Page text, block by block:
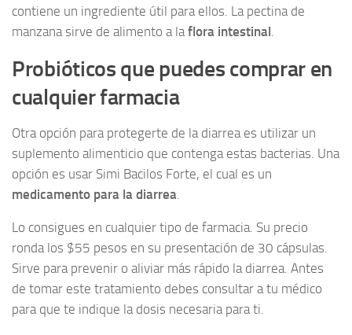
contiene un ingrediente útil para ellos. La pectina de
manzana sirve de alimento a laflora intestinal.
Probióticos que puedes comprar en
cualquier farmacia
Otra opción para protegerte de la diarrea es utilizar un
suplemento alimenticio que contenga estas bacterias. Una
opción es usar Simi Bacilos Forte, el cual es un
medicamento para la diarrea
Lo consigues en cualquier tipo de farmacia. Su precio
ronda los $55 pesos en su presentación de 30 cápsulas.
Sirve para prevenir o aliviar más rápido la diarrea. Antes
de tomar este tratamiento debes consultar a tu médico
para que te indique la dosis necesaria para ti.